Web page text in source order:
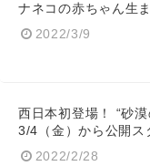
ナネコの赤ちゃん生
2022/3/9
西日本初登場！ “砂漠
3/4（金）から公開ス
2022/2/28